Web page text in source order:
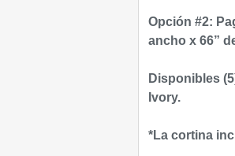
Opción #2:
ancho x 66”
Disponibles
Ivory.
*La cortina